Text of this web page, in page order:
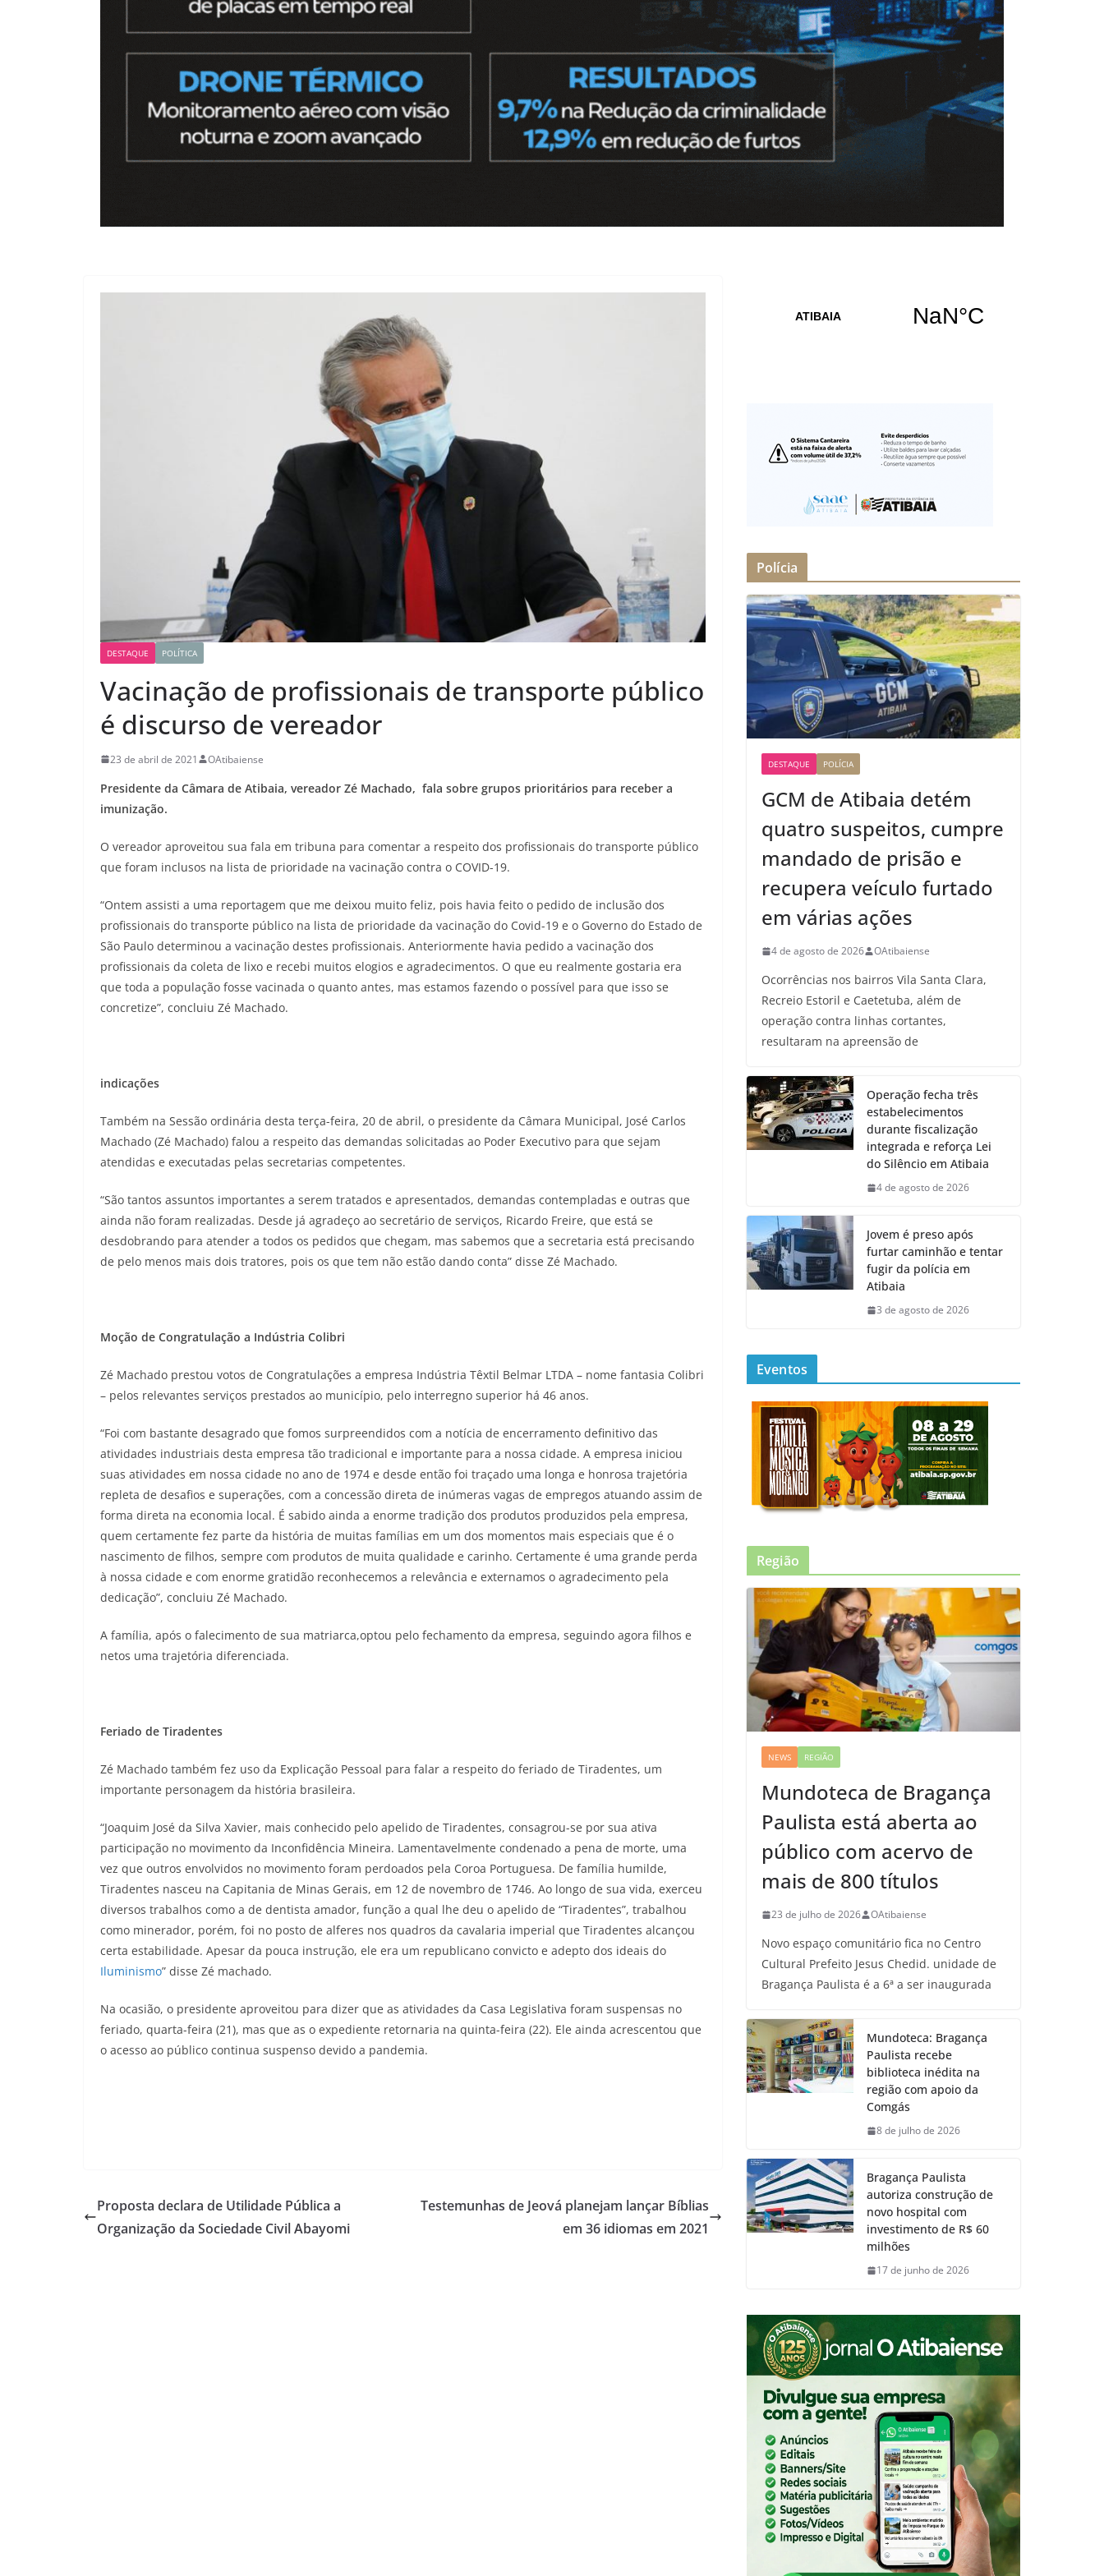
DESTAQUE POLÍTICA
Vacinação de profissionais de transporte público
é discurso de vereador
23 de abril de 2021 OAtibaiense
Presidente da Câmara de Atibaia, vereador Zé Machado, fala sobre grupos prioritários para receber a
imunização.
O vereador aproveitou sua fala em tribuna para comentar a respeito dos profissionais do transporte público
que foram inclusos na lista de prioridade na vacinação contra o COVID-19.
“Ontem assisti a uma reportagem que me deixou muito feliz, pois havia feito o pedido de inclusão dos
profissionais do transporte público na lista de prioridade da vacinação do Covid-19 e o Governo do Estado de
São Paulo determinou a vacinação destes profissionais. Anteriormente havia pedido a vacinação dos
profissionais da coleta de lixo e recebi muitos elogios e agradecimentos. O que eu realmente gostaria era
que toda a população fosse vacinada o quanto antes, mas estamos fazendo o possível para que isso se
concretize”, concluiu Zé Machado.
indicações
Também na Sessão ordinária desta terça-feira, 20 de abril, o presidente da Câmara Municipal, José Carlos
Machado (Zé Machado) falou a respeito das demandas solicitadas ao Poder Executivo para que sejam
atendidas e executadas pelas secretarias competentes.
“São tantos assuntos importantes a serem tratados e apresentados, demandas contempladas e outras que
ainda não foram realizadas. Desde já agradeço ao secretário de serviços, Ricardo Freire, que está se
desdobrando para atender a todos os pedidos que chegam, mas sabemos que a secretaria está precisando
de pelo menos mais dois tratores, pois os que tem não estão dando conta” disse Zé Machado.
Moção de Congratulação a Indústria Colibri
Zé Machado prestou votos de Congratulações a empresa Indústria Têxtil Belmar LTDA – nome fantasia Colibri
– pelos relevantes serviços prestados ao município, pelo interregno superior há 46 anos.
“Foi com bastante desagrado que fomos surpreendidos com a notícia de encerramento definitivo das
atividades industriais desta empresa tão tradicional e importante para a nossa cidade. A empresa iniciou
suas atividades em nossa cidade no ano de 1974 e desde então foi traçado uma longa e honrosa trajetória
repleta de desafios e superações, com a concessão direta de inúmeras vagas de empregos atuando assim de
forma direta na economia local. É sabido ainda a enorme tradição dos produtos produzidos pela empresa,
quem certamente fez parte da história de muitas famílias em um dos momentos mais especiais que é o
nascimento de filhos, sempre com produtos de muita qualidade e carinho. Certamente é uma grande perda
à nossa cidade e com enorme gratidão reconhecemos a relevância e externamos o agradecimento pela
dedicação”, concluiu Zé Machado.
A família, após o falecimento de sua matriarca,optou pelo fechamento da empresa, seguindo agora filhos e
netos uma trajetória diferenciada.
Feriado de Tiradentes
Zé Machado também fez uso da Explicação Pessoal para falar a respeito do feriado de Tiradentes, um
importante personagem da história brasileira.
“Joaquim José da Silva Xavier, mais conhecido pelo apelido de Tiradentes, consagrou-se por sua ativa
participação no movimento da Inconfidência Mineira. Lamentavelmente condenado a pena de morte, uma
vez que outros envolvidos no movimento foram perdoados pela Coroa Portuguesa. De família humilde,
Tiradentes nasceu na Capitania de Minas Gerais, em 12 de novembro de 1746. Ao longo de sua vida, exerceu
diversos trabalhos como a de dentista amador, função a qual lhe deu o apelido de “Tiradentes”, trabalhou
como minerador, porém, foi no posto de alferes nos quadros da cavalaria imperial que Tiradentes alcançou
certa estabilidade. Apesar da pouca instrução, ele era um republicano convicto e adepto dos ideais do
Iluminismo” disse Zé machado.
Na ocasião, o presidente aproveitou para dizer que as atividades da Casa Legislativa foram suspensas no
feriado, quarta-feira (21), mas que as o expediente retornaria na quinta-feira (22). Ele ainda acrescentou que
o acesso ao público continua suspenso devido a pandemia.
Proposta declara de Utilidade Pública a
Organização da Sociedade Civil Abayomi
Testemunhas de Jeová planejam lançar Bíblias
em 36 idiomas em 2021
Polícia
DESTAQUE POLÍCIA
GCM de Atibaia detém
quatro suspeitos, cumpre
mandado de prisão e
recupera veículo furtado
em várias ações
4 de agosto de 2026 OAtibaiense
Ocorrências nos bairros Vila Santa Clara,
Recreio Estoril e Caetetuba, além de
operação contra linhas cortantes,
resultaram na apreensão de
Operação fecha três
estabelecimentos
durante fiscalização
integrada e reforça Lei
do Silêncio em Atibaia
4 de agosto de 2026
Jovem é preso após
furtar caminhão e tentar
fugir da polícia em
Atibaia
3 de agosto de 2026
Eventos
Região
NEWS REGIÃO
Mundoteca de Bragança
Paulista está aberta ao
público com acervo de
mais de 800 títulos
23 de julho de 2026 OAtibaiense
Novo espaço comunitário fica no Centro
Cultural Prefeito Jesus Chedid. unidade de
Bragança Paulista é a 6ª a ser inaugurada
Mundoteca: Bragança
Paulista recebe
biblioteca inédita na
região com apoio da
Comgás
8 de julho de 2026
Bragança Paulista
autoriza construção de
novo hospital com
investimento de R$ 60
milhões
17 de junho de 2026